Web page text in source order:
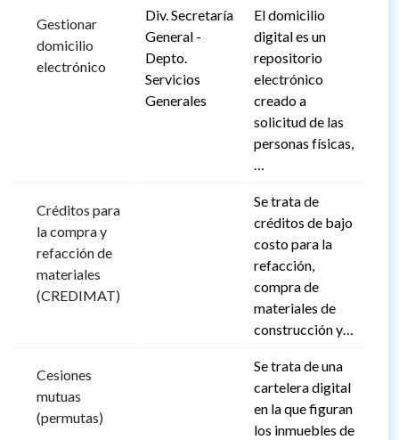
Gestionar
domicilio
electrónico
Div. Secretaría
General -
Depto.
Servicios
Generales
El domicilio
digital es un
repositorio
electrónico
creado a
solicitud de las
personas físicas,
…
Créditos para
la compra y
refacción de
materiales
(CREDIMAT)
Se trata de
créditos de bajo
costo para la
refacción,
compra de
materiales de
construcción y…
Cesiones
mutuas
(permutas)
Se trata de una
cartelera digital
en la que figuran
los inmuebles de